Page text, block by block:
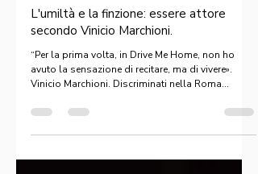
14 ott 2019
Tempo di lettura: 4 min
secondo Vinicio Marchioni.
“Per la prima volta, in Drive Me Home, non ho
Vinicio Marchioni. Discriminati nella Roma...